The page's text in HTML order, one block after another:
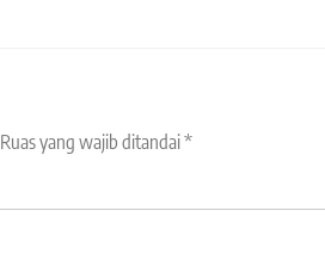
Ruas yang wajib ditandai*